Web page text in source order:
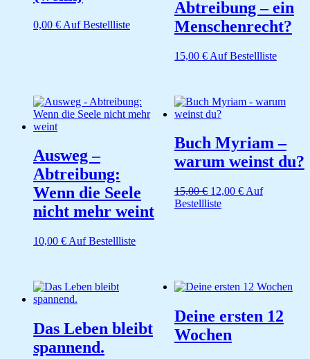
0,00 € Auf Bestellliste
Abtreibung – ein
Menschenrecht?
15,00 € Auf Bestellliste
Ausweg –
Abtreibung:
Wenn die Seele
nicht mehr weint
10,00 € Auf Bestellliste
Buch Myriam –
warum weinst du?
15,00€ Ursprünglicher
Preis
12,00 €Aktueller
Auf
Bestellliste
Das Leben bleibt
spannend.
Deine ersten 12
Wochen